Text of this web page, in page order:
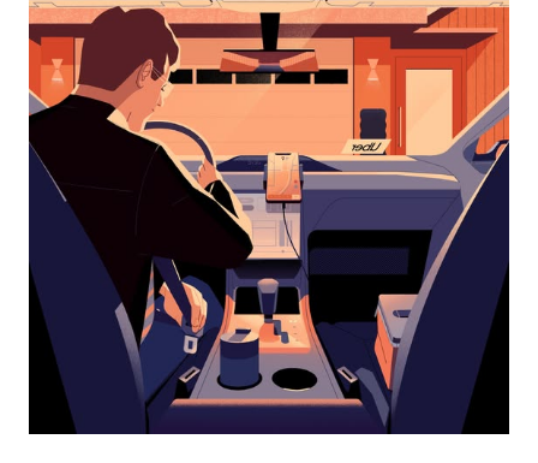
o
calendário
selecionar
uma
data.
Pressione
a
tecla
“ESC”
o
calendário.